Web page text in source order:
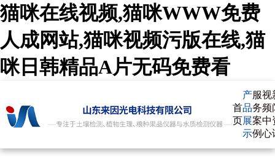
猫咪在线视频,猫咪WWW免费
人成网站,猫咪视频污版在线,猫
咪日韩精品A片无码免费看
首
页
产
品
展
示
服
务
案
例
视
频
中
心